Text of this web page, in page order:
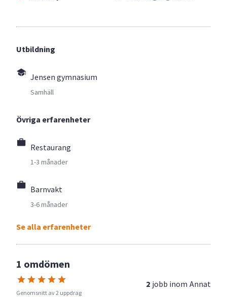
Utbildning
Jensen gymnasium
Samhäll
Övriga erfarenheter
Restaurang
1-3 månader
Barnvakt
3-6 månader
Se alla erfarenheter
1 omdömen
Genomsnitt av 2 uppdrag
2 jobb inom Annat